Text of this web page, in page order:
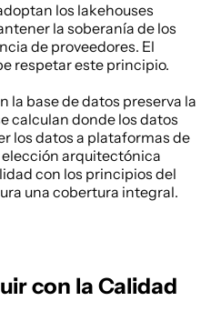
los lakehouses
la soberanía de los
de proveedores. El
respetar este principio.
la base de datos preserva la
calculan donde los datos
los datos a plataformas de
arquitectónica
con los principios del
una cobertura integral.
con la Calidad